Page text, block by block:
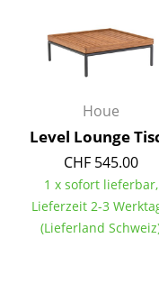
Räume
Zuhause
Wohnzimmer
Esszimmer
Schlafzimmer
Kinderzimmer
Houe
Level Lounge
CHF 545.00
1 x sofort lieferbar,
Lieferzeit 2-3
(Lieferland